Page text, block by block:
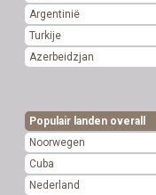
Argentinië
Turkije
Azerbeidzjan
Populair landen overall
Noorwegen
Cuba
Nederland